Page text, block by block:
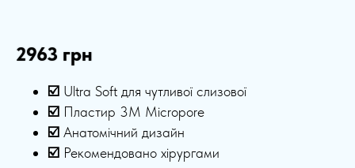
2963 грн
☑️ Ultra Soft для чутливої слизової
☑️ Пластир 3M Micropore
☑️ Анатомічний дизайн
☑️ Рекомендовано хірургами